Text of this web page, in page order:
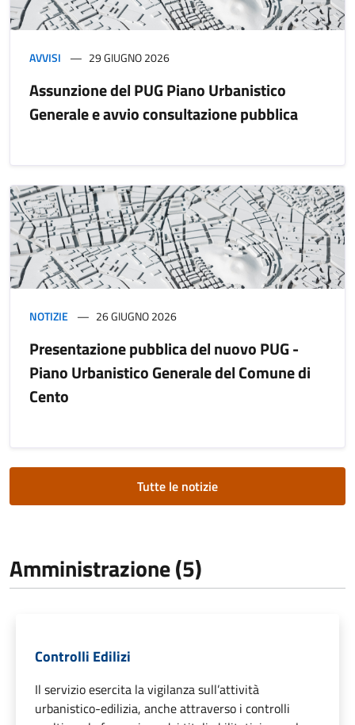
AVVISI 29 GIUGNO 2026
Assunzione del PUG Piano Urbanistico
Generale e avvio consultazione pubblica
NOTIZIE 26 GIUGNO 2026
Presentazione pubblica del nuovo PUG -
Piano Urbanistico Generale del Comune di
Cento
Tutte le notizie
Amministrazione (5)
Controlli Edilizi
Il servizio esercita la vigilanza sull’attività
urbanistico-edilizia, anche attraverso i controlli